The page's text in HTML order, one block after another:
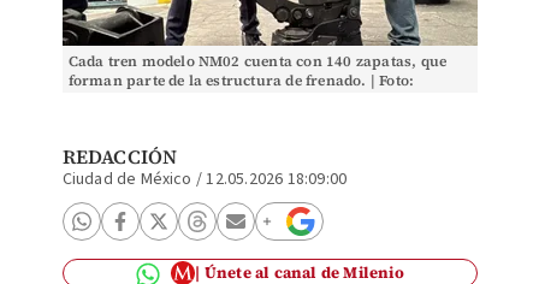
Cada tren modelo NM02 cuenta con 140 zapatas, que
forman parte de la estructura de frenado. | Foto:
REDACCIÓN
Ciudad de México /12.05.2026 18:09:00
Únete al canal de Milenio